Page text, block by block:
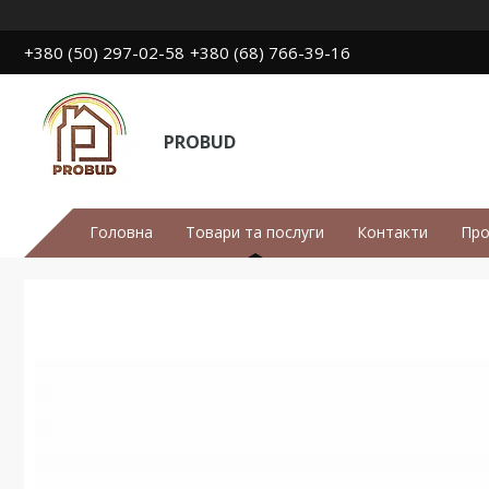
+380 (50) 297-02-58 +380 (68) 766-39-16
PROBUD
Головна Товари та послуги Контакти